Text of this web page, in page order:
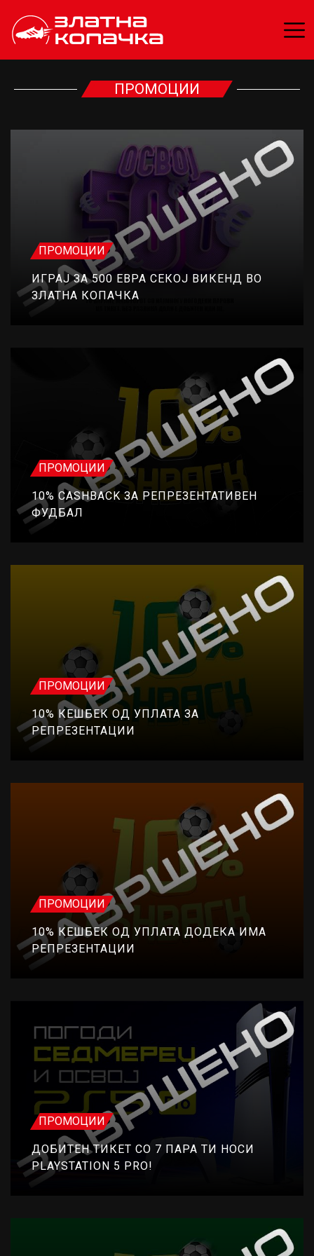
ПРОМОЦИИ
ПРОМОЦИИ
ИГРАЈ ЗА 500 ЕВРА СЕКОЈ ВИКЕНД ВО
ЗЛАТНА КОПАЧКА
ПРОМОЦИИ
10% CASHBACK ЗА РЕПРЕЗЕНТАТИВЕН
ФУДБАЛ
ПРОМОЦИИ
10% КЕШБЕК ОД УПЛАТА ЗА
РЕПРЕЗЕНТАЦИИ
ПРОМОЦИИ
10% КЕШБЕК ОД УПЛАТА ДОДЕКА ИМА
РЕПРЕЗЕНТАЦИИ
ПРОМОЦИИ
ДОБИТЕН ТИКЕТ СО 7 ПАРА ТИ НОСИ
PLAYSTATION 5 PRO!